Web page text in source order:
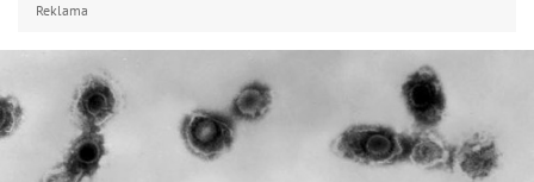
Reklama